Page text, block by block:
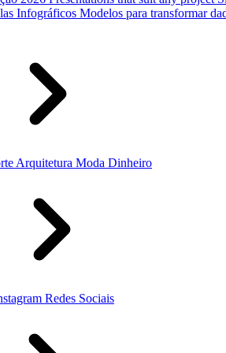
Infográficos Modelos para transformar
Arquitetura Moda Dinheiro
Redes Sociais